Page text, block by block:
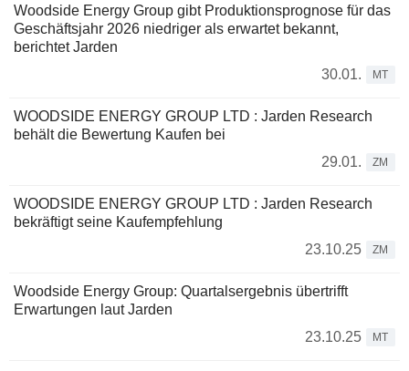
Woodside Energy Group gibt Produktionsprognose für das
Geschäftsjahr 2026 niedriger als erwartet bekannt,
berichtet Jarden
30.01.
MT
WOODSIDE ENERGY GROUP LTD : Jarden Research
behält die Bewertung Kaufen bei
29.01.
ZM
WOODSIDE ENERGY GROUP LTD : Jarden Research
bekräftigt seine Kaufempfehlung
23.10.25
ZM
Woodside Energy Group: Quartalsergebnis übertrifft
Erwartungen laut Jarden
23.10.25
MT